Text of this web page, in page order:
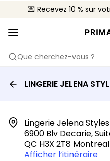
💌 Recevez 10 % sur
🚚 Livraison
📦
Que cherchez-vous ?
LINGERIE JELENA
Lingerie Jelena Styles
6900 Blv Decarie,
QC H3X 2T8 Montreal
Afficher l’itinéraire